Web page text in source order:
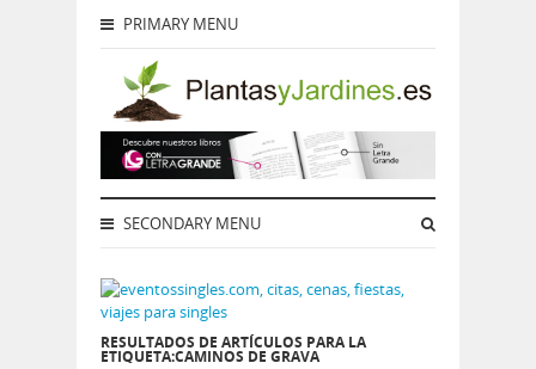
PRIMARY MENU
SECONDARY MENU
RESULTADOS DE ARTÍCULOS PARA LA
ETIQUETA:CAMINOS DE GRAVA